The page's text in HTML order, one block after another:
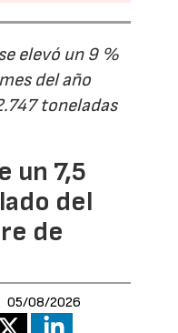
elevó un 9 %
del año
toneladas
un 7,5
del
de
05/08/2026